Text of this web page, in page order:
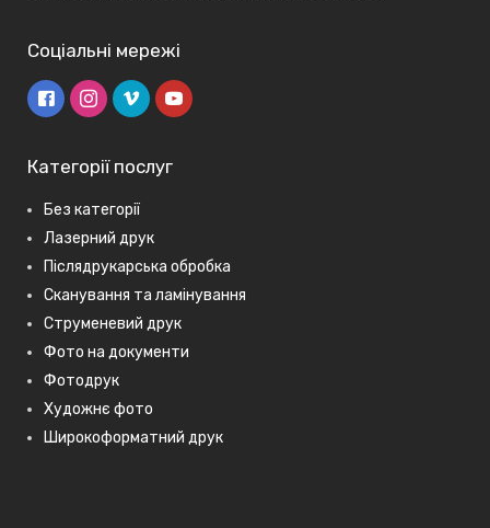
Соціальні мережі
Категорії послуг
Без категорії
Лазерний друк
Післядрукарська обробка
Сканування та ламінування
Струменевий друк
Фото на документи
Фотодрук
Художнє фото
Широкоформатний друк